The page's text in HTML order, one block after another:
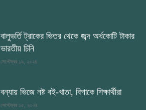
বালুভর্তি ট্রাকের ভিতর থেকে জব্দ অর্ধকোটি টাকার
ভারতীয় চিনি
সেপ্টেম্বর ১৯, ২০২৪
বন্যায় ভিজে নষ্ট বই-খাতা, বিপাকে শিক্ষার্থীরা
সেপ্টেম্বর ১৫, ২০২৪